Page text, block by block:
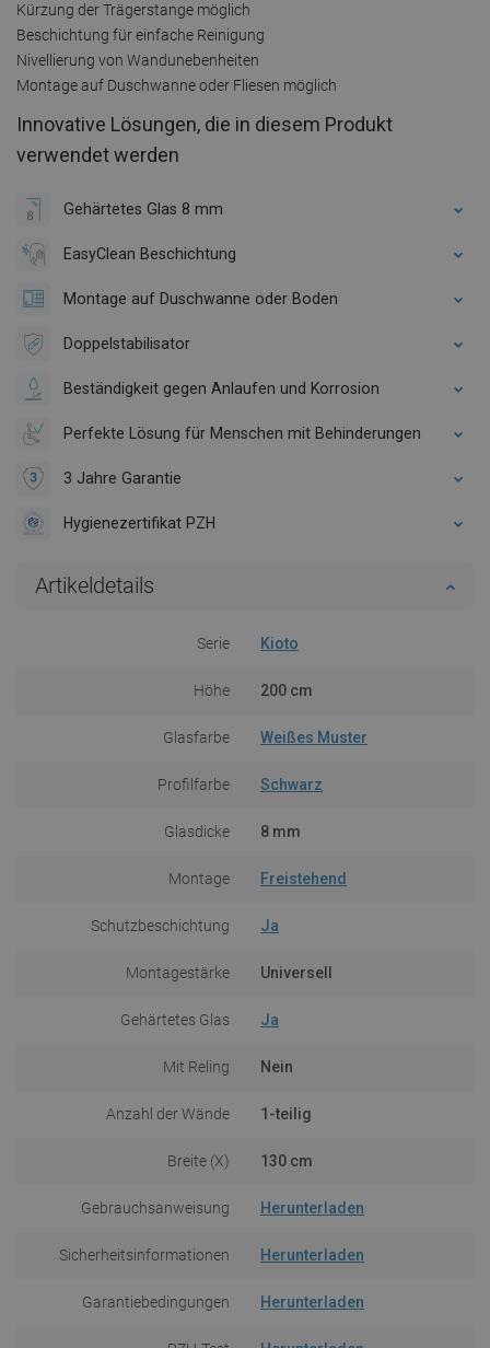
Kürzung der Trägerstange möglich
Beschichtung für einfache Reinigung
Nivellierung von Wandunebenheiten
Montage auf Duschwanne oder Fliesen möglich
Innovative Lösungen, die in diesem Produkt
verwendet werden
Gehärtetes Glas 8 mm
EasyClean Beschichtung
Montage auf Duschwanne oder Boden
Doppelstabilisator
Beständigkeit gegen Anlaufen und Korrosion
Perfekte Lösung für Menschen mit Behinderungen
3 Jahre Garantie
Hygienezertifikat PZH
Artikeldetails
Serie Kioto
Höhe 200 cm
Glasfarbe Weißes Muster
Profilfarbe Schwarz
Glasdicke 8 mm
Montage Freistehend
Schutzbeschichtung Ja
Montagestärke Universell
Gehärtetes Glas Ja
Mit Reling Nein
Anzahl der Wände 1-teilig
Breite (X) 130 cm
Gebrauchsanweisung Herunterladen
Sicherheitsinformationen Herunterladen
Garantiebedingungen Herunterladen